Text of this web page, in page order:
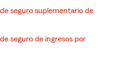
seguro suplementario de
seguro de ingresos por